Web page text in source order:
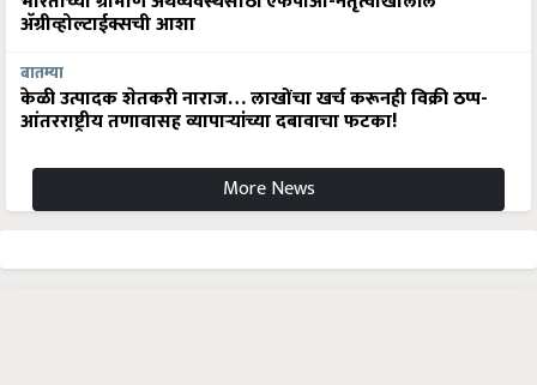
अ‍ॅग्रीव्होल्टाईक्सची आशा
बातम्या
केळी उत्पादक शेतकरी नाराज… लाखोंचा खर्च करूनही विक्री ठप्प-
आंतरराष्ट्रीय तणावासह व्यापाऱ्यांच्या दबावाचा फटका!
More News